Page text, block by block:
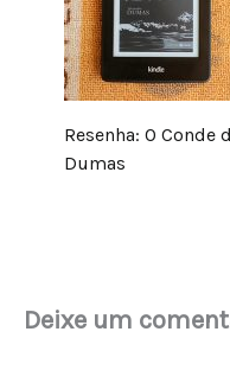
Resenha: O
Dumas
Deixe um